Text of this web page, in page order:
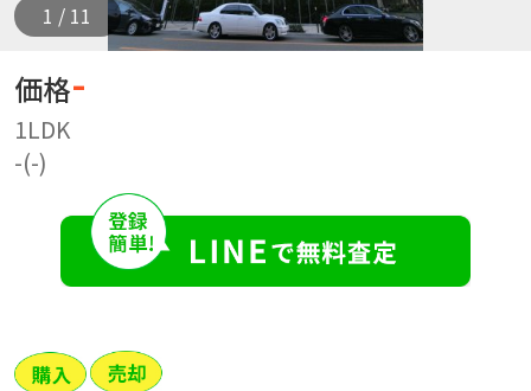
1 / 11
価格-
1LDK
-(-)